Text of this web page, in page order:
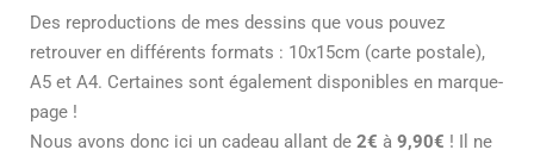
Des reproductions de mes dessins que vous pouvez
retrouver en différents formats : 10x15cm (carte postale),
A5 et A4. Certaines sont également disponibles en marque-
page !
Nous avons donc ici un cadeau allant de 2€ à 9,90€ ! Il ne